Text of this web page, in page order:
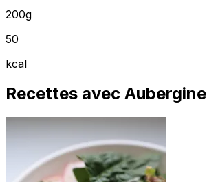
200g
50
kcal
Recettes avec Aubergine